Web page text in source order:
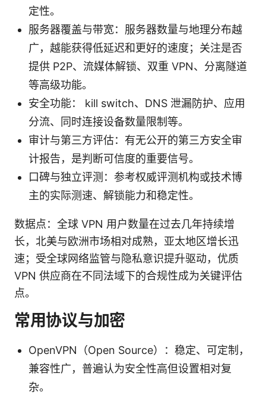
定性。
服务器覆盖与带宽：服务器数量与地理分布越
广，越能获得低延迟和更好的速度；关注是否
提供 P2P、流媒体解锁、双重 VPN、分离隧道
等高级功能。
安全功能： kill switch、DNS 泄漏防护、应用
分流、同时连接设备数量限制等。
审计与第三方评估：有无公开的第三方安全审
计报告，是判断可信度的重要信号。
口碑与独立评测：参考权威评测机构或技术博
主的实际测速、解锁能力和稳定性。
数据点：全球 VPN 用户数量在过去几年持续增
长，北美与欧洲市场相对成熟，亚太地区增长迅
速；受全球网络监管与隐私意识提升驱动，优质
VPN 供应商在不同法域下的合规性成为关键评估
点。
常用协议与加密
OpenVPN（Open Source）：稳定、可定制，
兼容性广，普遍认为安全性高但设置相对复
杂。